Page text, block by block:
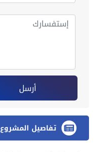
أرسل
تفاصيل المشروع